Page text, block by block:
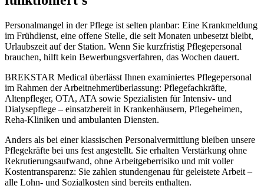
Personalmangel in der Pflege ist selten planbar: Eine Krankmeldung
im Frühdienst, eine offene Stelle, die seit Monaten unbesetzt bleibt,
Urlaubszeit auf der Station. Wenn Sie kurzfristig Pflegepersonal
brauchen, hilft kein Bewerbungsverfahren, das Wochen dauert.
BREKSTAR Medical überlässt Ihnen examiniertes Pflegepersonal
im Rahmen der Arbeitnehmerüberlassung: Pflegefachkräfte,
Altenpfleger, OTA, ATA sowie Spezialisten für Intensiv- und
Dialysepflege – einsatzbereit in Krankenhäusern, Pflegeheimen,
Reha-Kliniken und ambulanten Diensten.
Anders als bei einer klassischen Personalvermittlung bleiben unsere
Pflegekräfte bei uns fest angestellt. Sie erhalten Verstärkung ohne
Rekrutierungsaufwand, ohne Arbeitgeberrisiko und mit voller
Kostentransparenz: Sie zahlen stundengenau für geleistete Arbeit –
alle Lohn- und Sozialkosten sind bereits enthalten.